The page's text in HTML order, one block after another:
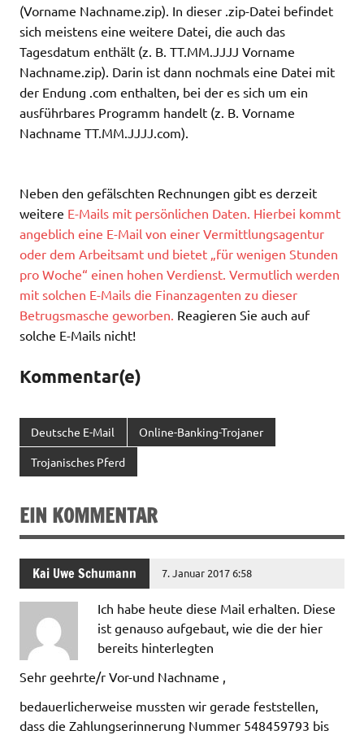
(Vorname Nachname.zip). In dieser .zip-Datei befindet
sich meistens eine weitere Datei, die auch das
Tagesdatum enthält (z. B. TT.MM.JJJJ Vorname
Nachname.zip). Darin ist dann nochmals eine Datei mit
der Endung .com enthalten, bei der es sich um ein
ausführbares Programm handelt (z. B. Vorname
Nachname TT.MM.JJJJ.com).
Neben den gefälschten Rechnungen gibt es derzeit
weitere E-Mails mit persönlichen Daten. Hierbei kommt
angeblich eine E-Mail von einer Vermittlungsagentur
oder dem Arbeitsamt und bietet „für wenigen Stunden
pro Woche“ einen hohen Verdienst. Vermutlich werden
mit solchen E-Mails die Finanzagenten zu dieser
Betrugsmasche geworben. Reagieren Sie auch auf
solche E-Mails nicht!
Kommentar(e)
Deutsche E-Mail Online-Banking-Trojaner
Trojanisches Pferd
EIN KOMMENTAR
Kai Uwe Schumann 7. Januar 2017 6:58
Ich habe heute diese Mail erhalten. Diese
ist genauso aufgebaut, wie die der hier
bereits hinterlegten
Sehr geehrte/r Vor-und Nachname ,
bedauerlicherweise mussten wir gerade feststellen,
dass die Zahlungserinnerung Nummer 548459793 bis